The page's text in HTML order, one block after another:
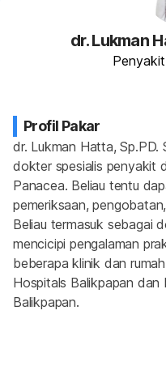
dr. Lukman
Profil Pakar
dr. Lukman Hatta, Sp.PD.
dokter spesialis penyakit
Panacea. Beliau tentu
pemeriksaan,
Beliau termasuk sebagai
mencicipi pengalaman
beberapa klinik dan
Hospitals Balikpapan dan
Balikpapan.